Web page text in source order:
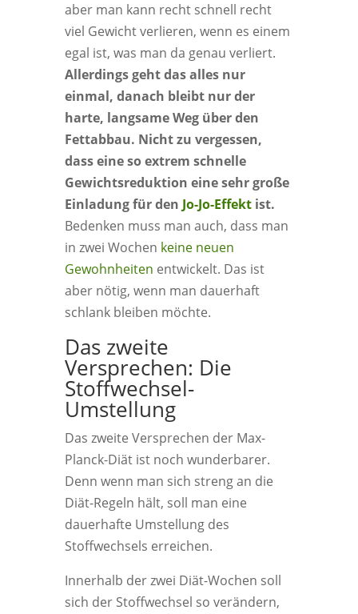
aber man kann recht schnell recht
viel Gewicht verlieren, wenn es einem
egal ist, was man da genau verliert.
Allerdings geht das alles nur
einmal, danach bleibt nur der
harte, langsame Weg über den
Fettabbau. Nicht zu vergessen,
dass eine so extrem schnelle
Gewichtsreduktion eine sehr große
Einladung für den Jo-Jo-Effektist.
Bedenken muss man auch, dass man
in zwei Wochen keine neuen
Gewohnheiten entwickelt. Das ist
aber nötig, wenn man dauerhaft
schlank bleiben möchte.
Das zweite
Versprechen: Die
Stoffwechsel-
Umstellung
Das zweite Versprechen der Max-
Planck-Diät ist noch wunderbarer.
Denn wenn man sich streng an die
Diät-Regeln hält, soll man eine
dauerhafte Umstellung des
Stoffwechsels erreichen.
Innerhalb der zwei Diät-Wochen soll
sich der Stoffwechsel so verändern,